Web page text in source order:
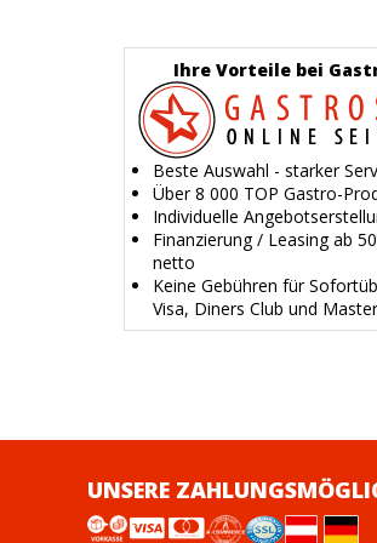
Ihre Vorteile bei
Beste Auswahl - starker
Über 8 000 TOP Gastro-
Individuelle
Finanzierung / Leasing ab
netto
Keine Gebühren für
Visa, Diners Club und
UNSERE